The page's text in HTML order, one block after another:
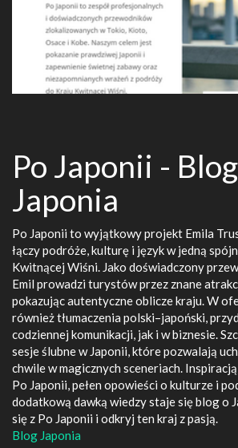
Po Japonii - Blog
Japonia
Po Japonii to wyjątkowy projekt Emila
łączy podróże, kulturę i język w jedną
Kwitnącej Wiśni. Jako doświadczony
Emil prowadzi turystów przez znane
pokazując autentyczne oblicze kraju. W
również tłumaczenia polski–japoński,
codziennej komunikacji, jak i w biznesie.
sesje ślubne w Japonii, które pozwalają
chwile w magicznych sceneriach.
Po Japonii, pełen opowieści o kulturze i
dodatkową dawką wiedzy staje się blog o
się z Po Japonii i odkryj ten kraj z pasją.
Blog Japonia